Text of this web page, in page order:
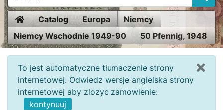
HomeCatalog Europa
Niemcy
Niemcy Wschodnie 1949-90
50 Pfennig, 1948
To jest automatyczne tłumaczenie strony
internetowej. Odwiedz wersje angielska strony
internetowej aby zlozyc zamowienie:
kontynuuj